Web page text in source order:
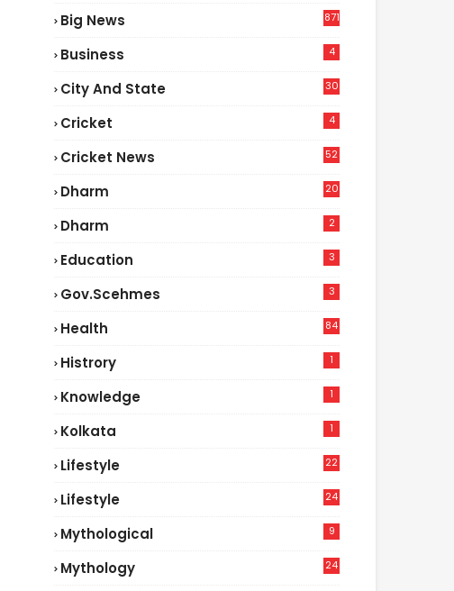
Big News 871
Business 4
City And State 30
Cricket 4
Cricket News
52
Dharm 20
Dharm 2
Education 3
Gov.scehmes 3
Health
84
Histrory 1
Knowledge 1
Kolkata 1
Lifestyle
22
Lifestyle
24
Mythological 9
Mythology 24